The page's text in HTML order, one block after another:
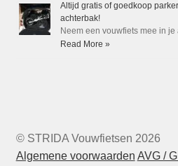
Altijd gratis of goedkoop
achterbak!
Neem een vouwfiets mee in
Read More »
© STRIDA Vouwfietsen 2026
Algemene voorwaarden AVG /